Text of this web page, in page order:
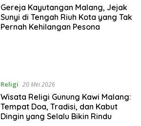
Gereja Kayutangan Malang, Jejak
Sunyi di Tengah Riuh Kota yang Tak
Pernah Kehilangan Pesona
Religi 20 Mei 2026
Wisata Religi Gunung Kawi Malang:
Tempat Doa, Tradisi, dan Kabut
Dingin yang Selalu Bikin Rindu